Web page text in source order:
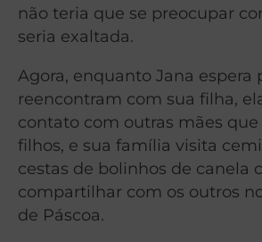
não teria que se preocupar
seria exaltada.
Agora, enquanto Jana espera
reencontram com sua filha,
contato com outras mães
filhos, e sua família visita
cestas de bolinhos de canela
compartilhar com os outros
de Páscoa.